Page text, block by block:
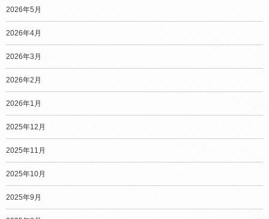
2026年5月
2026年4月
2026年3月
2026年2月
2026年1月
2025年12月
2025年11月
2025年10月
2025年9月